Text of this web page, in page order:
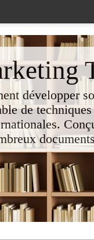
développer
de